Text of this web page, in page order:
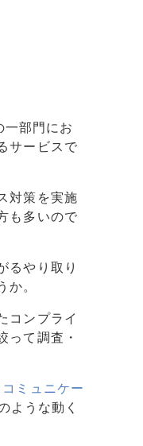
部門にお
サービスで
対策を実施
も多いので
るやり取り
か。
コンプライ
って調査・
ミュニケー
ような動く